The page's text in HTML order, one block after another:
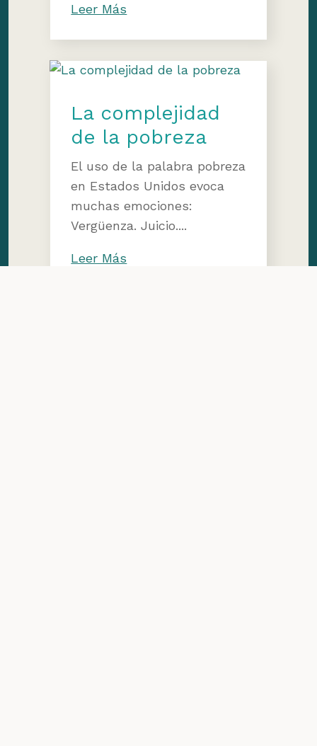
Leer Más
La complejidad
de la pobreza
El uso de la palabra pobreza
en Estados Unidos evoca
muchas emociones:
Vergüenza. Juicio....
Leer Más